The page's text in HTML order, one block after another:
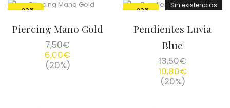
-20%
Piercing Mano Gold
7,50€
6,00€
(20%)
Sin existencias
-20%
Pendientes Luvia
Blue
13,50€
10,80€
(20%)